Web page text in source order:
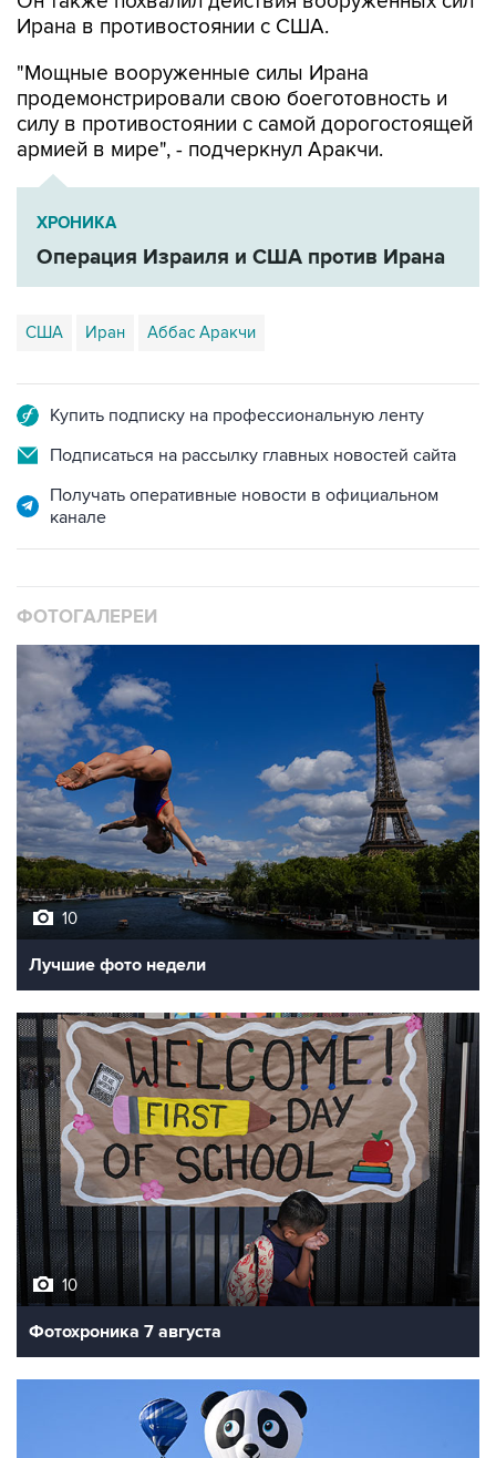
Ирана в противостоянии с США.
"Мощные вооруженные силы Ирана
продемонстрировали свою боеготовность и
силу в противостоянии с самой дорогостоящей
армией в мире", - подчеркнул Аракчи.
ХРОНИКА
Операция Израиля и США против Ирана
США Иран Аббас Аракчи
Купить подписку на профессиональную ленту
Подписаться на рассылку главных новостей сайта
Получать оперативные новости в официальном
канале
ФОТОГАЛЕРЕИ
10
Лучшие фото недели
10
Фотохроника 7 августа